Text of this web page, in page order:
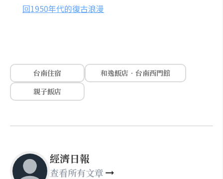
回1950年代的復古浪漫
台南住宿
和逸飯店．台南西門館
親子飯店
經濟日報
查看所有文章